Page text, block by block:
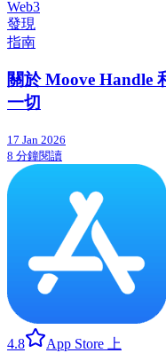
Web3
發現
指南
關於 Moove Handle
一切
17 Jan 2026
8 分鐘閱讀
4.8 App Store 上